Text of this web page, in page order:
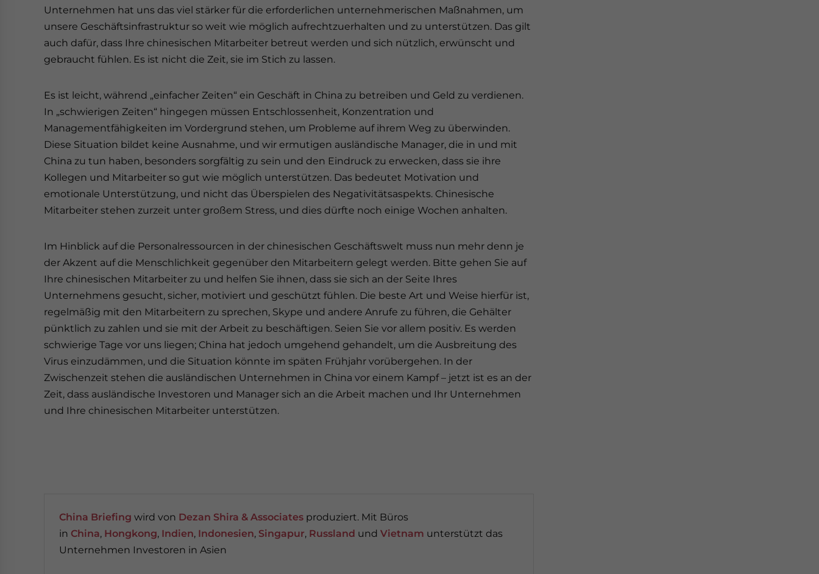
Unternehmen hat uns das viel stärker für die erforderlichen unternehmerischen Maßnahmen, um
unsere Geschäftsinfrastruktur so weit wie möglich aufrechtzuerhalten und zu unterstützen. Das gilt
auch dafür, dass Ihre chinesischen Mitarbeiter betreut werden und sich nützlich, erwünscht und
gebraucht fühlen. Es ist nicht die Zeit, sie im Stich zu lassen.
Es ist leicht, während „einfacher Zeiten“ ein Geschäft in China zu betreiben und Geld zu verdienen.
In „schwierigen Zeiten“ hingegen müssen Entschlossenheit, Konzentration und
Managementfähigkeiten im Vordergrund stehen, um Probleme auf ihrem Weg zu überwinden.
Diese Situation bildet keine Ausnahme, und wir ermutigen ausländische Manager, die in und mit
China zu tun haben, besonders sorgfältig zu sein und den Eindruck zu erwecken, dass sie ihre
Kollegen und Mitarbeiter so gut wie möglich unterstützen. Das bedeutet Motivation und
emotionale Unterstützung, und nicht das Überspielen des Negativitätsaspekts. Chinesische
Mitarbeiter stehen zurzeit unter großem Stress, und dies dürfte noch einige Wochen anhalten.
Im Hinblick auf die Personalressourcen in der chinesischen Geschäftswelt muss nun mehr denn je
der Akzent auf die Menschlichkeit gegenüber den Mitarbeitern gelegt werden. Bitte gehen Sie auf
Ihre chinesischen Mitarbeiter zu und helfen Sie ihnen, dass sie sich an der Seite Ihres
Unternehmens gesucht, sicher, motiviert und geschützt fühlen. Die beste Art und Weise hierfür ist,
regelmäßig mit den Mitarbeitern zu sprechen, Skype und andere Anrufe zu führen, die Gehälter
pünktlich zu zahlen und sie mit der Arbeit zu beschäftigen. Seien Sie vor allem positiv. Es werden
schwierige Tage vor uns liegen; China hat jedoch umgehend gehandelt, um die Ausbreitung des
Virus einzudämmen, und die Situation könnte im späten Frühjahr vorübergehen. In der
Zwischenzeit stehen die ausländischen Unternehmen in China vor einem Kampf – jetzt ist es an der
Zeit, dass ausländische Investoren und Manager sich an die Arbeit machen und Ihr Unternehmen
und Ihre chinesischen Mitarbeiter unterstützen.
China Briefing wird von Dezan Shira & Associates produziert. Mit Büros
in China, Hongkong, Indien, Indonesien, Singapur, Russland und Vietnam unterstützt das
Unternehmen Investoren in Asien